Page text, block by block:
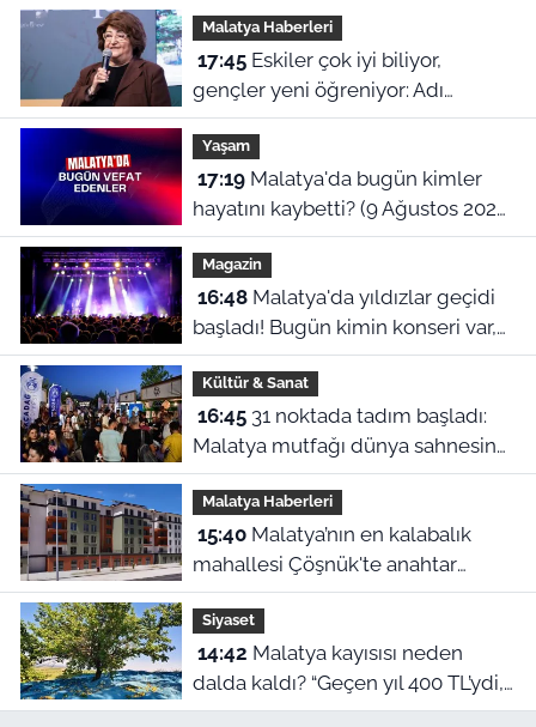
Malatya Haberleri
17:45Eskiler çok iyi biliyor,
gençler yeni öğreniyor: Adı
Malatya yollarında yaşayan Güldal
Akşit kimdir?
Yaşam
17:19Malatya'da bugün kimler
hayatını kaybetti? (9 Ağustos 2026
vefat listesi)
Magazin
16:48Malatya'da yıldızlar geçidi
başladı! Bugün kimin konseri var,
Ceza ne zaman geliyor?
Kültür & Sanat
16:4531 noktada tadım başladı:
Malatya mutfağı dünya sahnesine
çıkıyor
Malatya Haberleri
15:40Malatya’nın en kalabalık
mahallesi Çöşnük'te anahtar
teslimi ne zaman?
Siyaset
14:42
dalda kaldı? “Geçen yıl 400 TL’ydi,
bu yıl 230 lira!”